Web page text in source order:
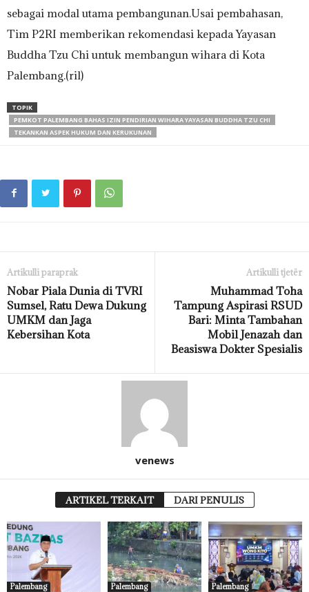
sebagai modal utama pembangunan.Usai pembahasan,
Tim P2RI memberikan rekomendasi kepada Yayasan
Buddha Tzu Chi untuk membangun wihara di Kota
Palembang.(ril)
TOPIK
PEMKOT PALEMBANG BAHAS IZIN PENDIRIAN WIHARA YAYASAN BUDDHA TZU CHI
TEKANKAN ASPEK HUKUM DAN KERUKUNAN
Artikulli paraprak
Nobar Piala Dunia di TVRI
Sumsel, Ratu Dewa Dukung
UMKM dan Jaga
Kebersihan Kota
Artikulli tjetër
Muhammad Toha
Tampung Aspirasi RSUD
Bari: Minta Tambahan
Mobil Jenazah dan
Beasiswa Dokter Spesialis
venews
ARTIKEL TERKAIT DARI PENULIS
Palembang Palembang Palembang